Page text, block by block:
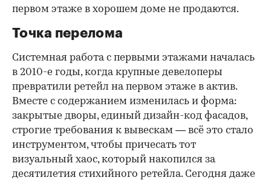
первом этаже в хорошем доме не продаются.
Точка перелома
Системная работа с первыми этажами началась
в 2010-е годы, когда крупные девелоперы
превратили ретейл на первом этаже в актив.
Вместе с содержанием изменилась и форма:
закрытые дворы, единый дизайн-код фасадов,
строгие требования к вывескам — всё это стало
инструментом, чтобы причесать тот
визуальный хаос, который накопился за
десятилетия стихийного ретейла. Сегодня даже